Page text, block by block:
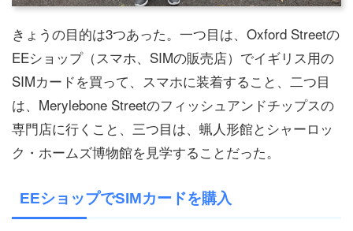
きょうの目的は3つあった。一つ目は、Oxford Streetの
EEショップ（スマホ、SIMの販売店）でイギリス用の
SIMカードを買って、スマホに装着すること、二つ目
は、Merylebone Streetのフィッシュアンドチップスの
専門店に行くこと、三つ目は、蝋人形館とシャーロッ
ク・ホームズ博物館を見学することだった。
EEショップでSIMカードを購入